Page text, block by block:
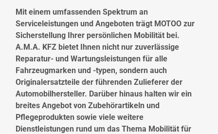
Mit einem umfassenden Spektrum an
Serviceleistungen und Angeboten trägt MOTOO zur
Sicherstellung Ihrer persönlichen Mobilität bei.
A.M.A. KFZ bietet Ihnen nicht nur zuverlässige
Reparatur- und Wartungsleistungen für alle
Fahrzeugmarken und -typen, sondern auch
Originalersatzteile der führenden Zulieferer der
Automobilhersteller. Darüber hinaus halten wir ein
breites Angebot von Zubehörartikeln und
Pflegeprodukten sowie viele weitere
Dienstleistungen rund um das Thema Mobilität für